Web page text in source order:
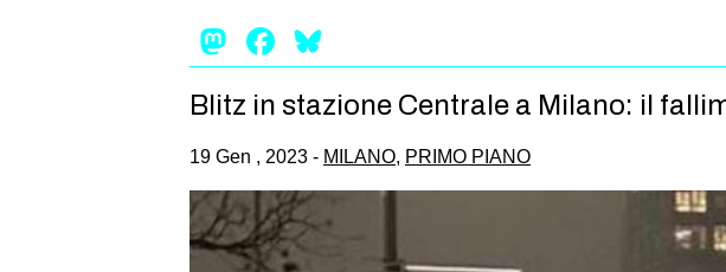
Mastodon
Facebook
Blitz in stazione Centrale a Milano: il
19 Gen , 2023 - MILANO, PRIMO PIANO